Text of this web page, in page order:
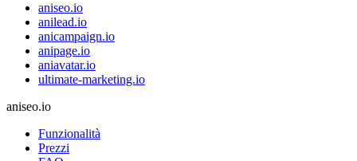
aniseo.io
anilead.io
anicampaign.io
anipage.io
aniavatar.io
ultimate-marketing.io
aniseo.io
Funzionalità
Prezzi